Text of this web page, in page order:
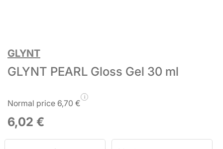
GLYNT
GLYNT PEARL Gloss Gel 30 ml
Normal price 6,70 €
i
6,02 €